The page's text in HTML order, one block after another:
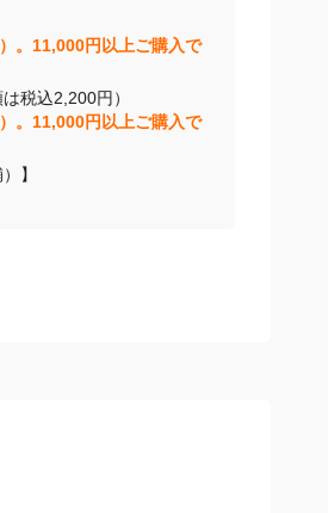
。11,000円以上ご購入で
税込2,200円）
。11,000円以上ご購入で
】